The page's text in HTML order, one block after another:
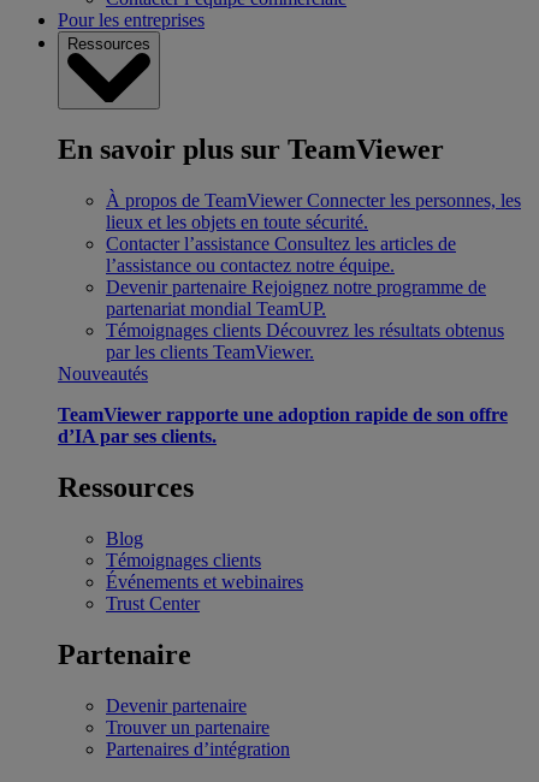
Pour les entreprises
Ressources
En savoir plus sur TeamViewer
À propos de TeamViewer Connecter les personnes, les
lieux et les objets en toute sécurité.
Contacter l’assistance Consultez les articles de
l’assistance ou contactez notre équipe.
Devenir partenaire Rejoignez notre programme de
partenariat mondial TeamUP.
Témoignages clients Découvrez les résultats obtenus
par les clients TeamViewer.
Nouveautés
TeamViewer rapporte une adoption rapide de son offre
d’IA par ses clients.
Ressources
Blog
Témoignages clients
Événements et webinaires
Trust Center
Partenaire
Devenir partenaire
Trouver un partenaire
Partenaires d’intégration